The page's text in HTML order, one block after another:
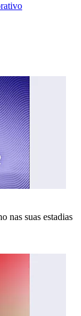
nas suas estadias